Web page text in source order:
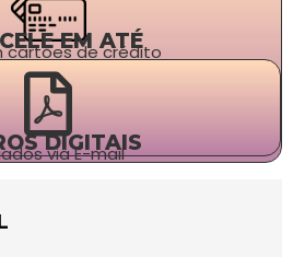
EM ATÉ
cartões de crédito
DIGITAIS
via E-mail